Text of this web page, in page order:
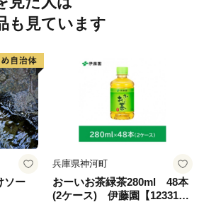
も見ています
ソー
兵庫県神河町
おーいお茶緑茶280ml 48本
(2ケース) 伊藤園【123317